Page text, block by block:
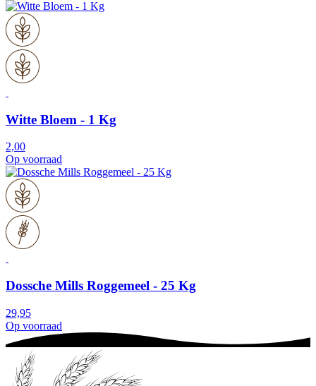
Witte Bloem - 1 Kg
2,00
Op voorraad
Dossche Mills Roggemeel - 25 Kg
29,95
Op voorraad